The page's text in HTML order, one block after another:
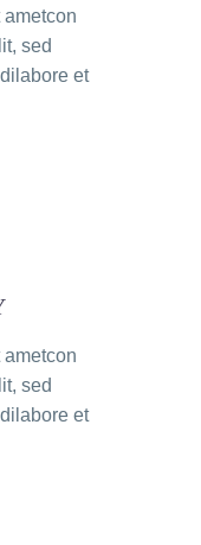
sed
et
sed
et